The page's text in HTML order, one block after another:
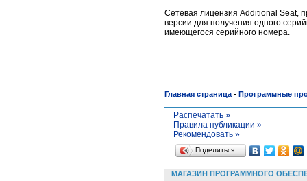
Сетевая лицензия Additional Seat,
версии для получения одного
имеющегося серийного номера.
Главная страница - Программные
Распечатать »
Правила публикации »
Рекомендовать »
Поделиться…
МАГАЗИН ПРОГРАММНОГО